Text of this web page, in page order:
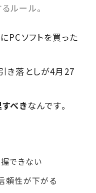
ルール。
PCソフトを買った
き落としが4月27
べきなんです。
できない
頼性が下がる